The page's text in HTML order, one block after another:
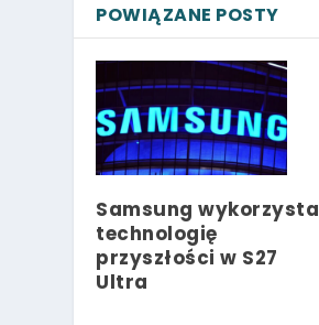
POWIĄZANE POSTY
Samsung wykorzysta
technologię
przyszłości w S27
Ultra